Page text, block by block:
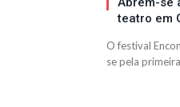
teatro em
O festival
se pela